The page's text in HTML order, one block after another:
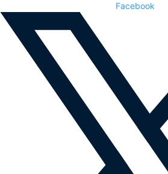
Facebook